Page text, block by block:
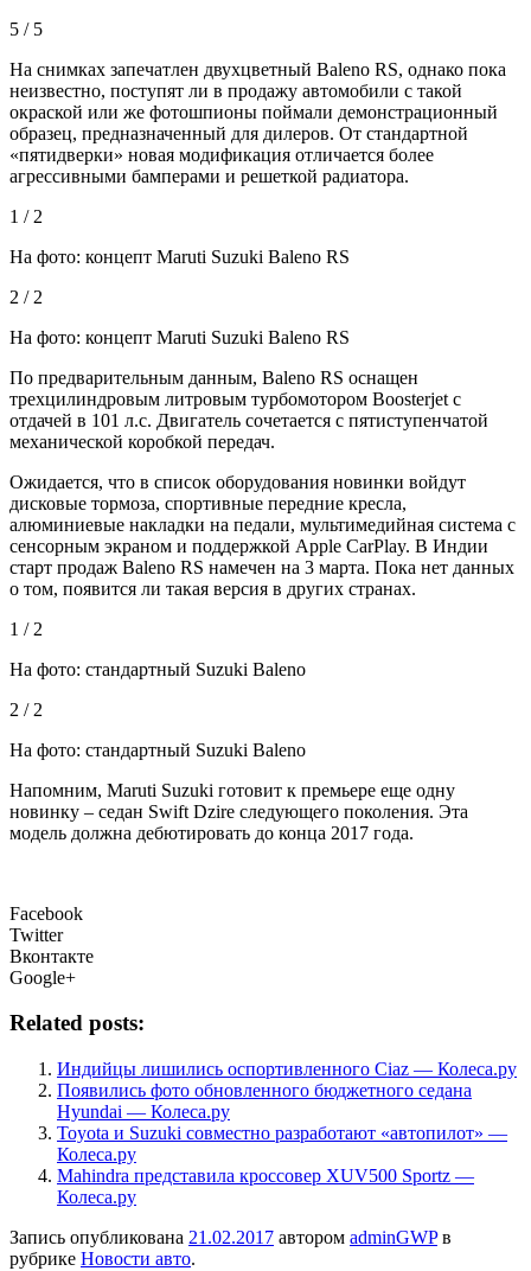
5 / 5
На снимках запечатлен двухцветный Baleno RS, однако пока
неизвестно, поступят ли в продажу автомобили с такой
окраской или же фотошпионы поймали демонстрационный
образец, предназначенный для дилеров. От стандартной
«пятидверки» новая модификация отличается более
агрессивными бамперами и решеткой радиатора.
1 / 2
На фото: концепт Maruti Suzuki Baleno RS
2 / 2
На фото: концепт Maruti Suzuki Baleno RS
По предварительным данным, Baleno RS оснащен
трехцилиндровым литровым турбомотором Boosterjet с
отдачей в 101 л.с. Двигатель сочетается с пятиступенчатой
механической коробкой передач.
Ожидается, что в список оборудования новинки войдут
дисковые тормоза, спортивные передние кресла,
алюминиевые накладки на педали, мультимедийная система с
сенсорным экраном и поддержкой Apple CarPlay. В Индии
старт продаж Baleno RS намечен на 3 марта. Пока нет данных
о том, появится ли такая версия в других странах.
1 / 2
На фото: стандартный Suzuki Baleno
2 / 2
На фото: стандартный Suzuki Baleno
Напомним, Maruti Suzuki готовит к премьере еще одну
новинку – седан Swift Dzire следующего поколения. Эта
модель должна дебютировать до конца 2017 года.
Facebook
Twitter
Вконтакте
Google+
Related posts:
Индийцы лишились оспортивленного Ciaz — Колеса.ру
Появились фото обновленного бюджетного седана
Hyundai — Колеса.ру
Toyota и Suzuki совместно разработают «автопилот» —
Колеса.ру
Mahindra представила кроссовер XUV500 Sportz —
Колеса.ру
Запись опубликована 21.02.2017 автором adminGWPв
рубрике Новости авто.